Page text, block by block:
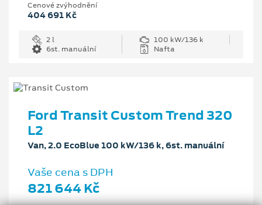
Cenové zvýhodnění
404 691 Kč
2 l
100 kW/136 k
6st. manuální
Nafta
Ford Transit Custom Trend 320
L2
Van, 2.0 EcoBlue 100 kW/136 k, 6st. manuální
Vaše cena s DPH
821 644 Kč